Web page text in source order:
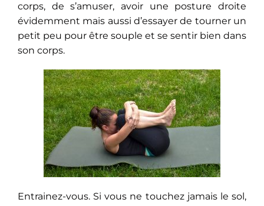
corps, de s’amuser, avoir une posture droite
évidemment mais aussi d’essayer de tourner un
petit peu pour être souple et se sentir bien dans
son corps.
Entrainez-vous. Si vous ne touchez jamais le sol,